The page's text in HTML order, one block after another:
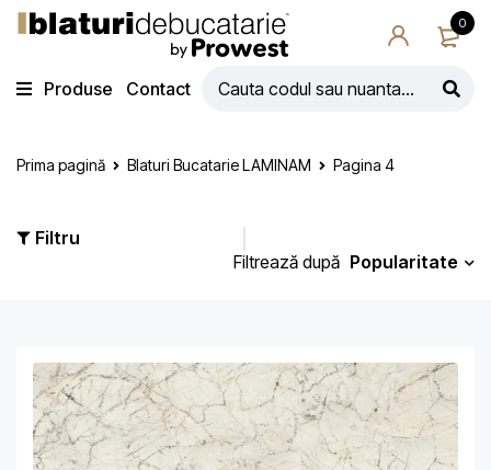
0
Produse Contact
Prima pagină Blaturi Bucatarie LAMINAM Pagina 4
Filtru
Filtrează după Popularitate